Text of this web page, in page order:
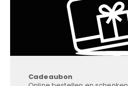
Cadeaubon